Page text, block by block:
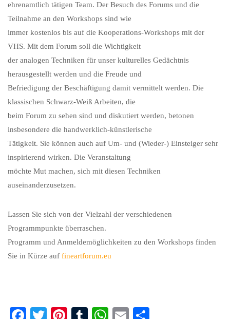
ehrenamtlich tätigen Team. Der Besuch des Forums und die
Teilnahme an den Workshops sind wie
immer kostenlos bis auf die Kooperations-Workshops mit der
VHS. Mit dem Forum soll die Wichtigkeit
der analogen Techniken für unser kulturelles Gedächtnis
herausgestellt werden und die Freude und
Befriedigung der Beschäftigung damit vermittelt werden. Die
klassischen Schwarz-Weiß Arbeiten, die
beim Forum zu sehen sind und diskutiert werden, betonen
insbesondere die handwerklich-künstlerische
Tätigkeit. Sie können auch auf Um- und (Wieder-) Einsteiger sehr
inspirierend wirken. Die Veranstaltung
möchte Mut machen, sich mit diesen Techniken
auseinanderzusetzen.
Lassen Sie sich von der Vielzahl der verschiedenen
Programmpunkte überraschen.
Programm und Anmeldemöglichkeiten zu den Workshops finden
Sie in Kürze auf fineartforum.eu